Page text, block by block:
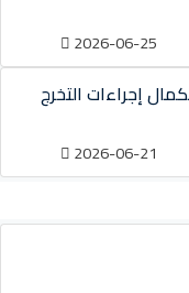
2026-06-25
إجراءات التخرج
2026-06-21